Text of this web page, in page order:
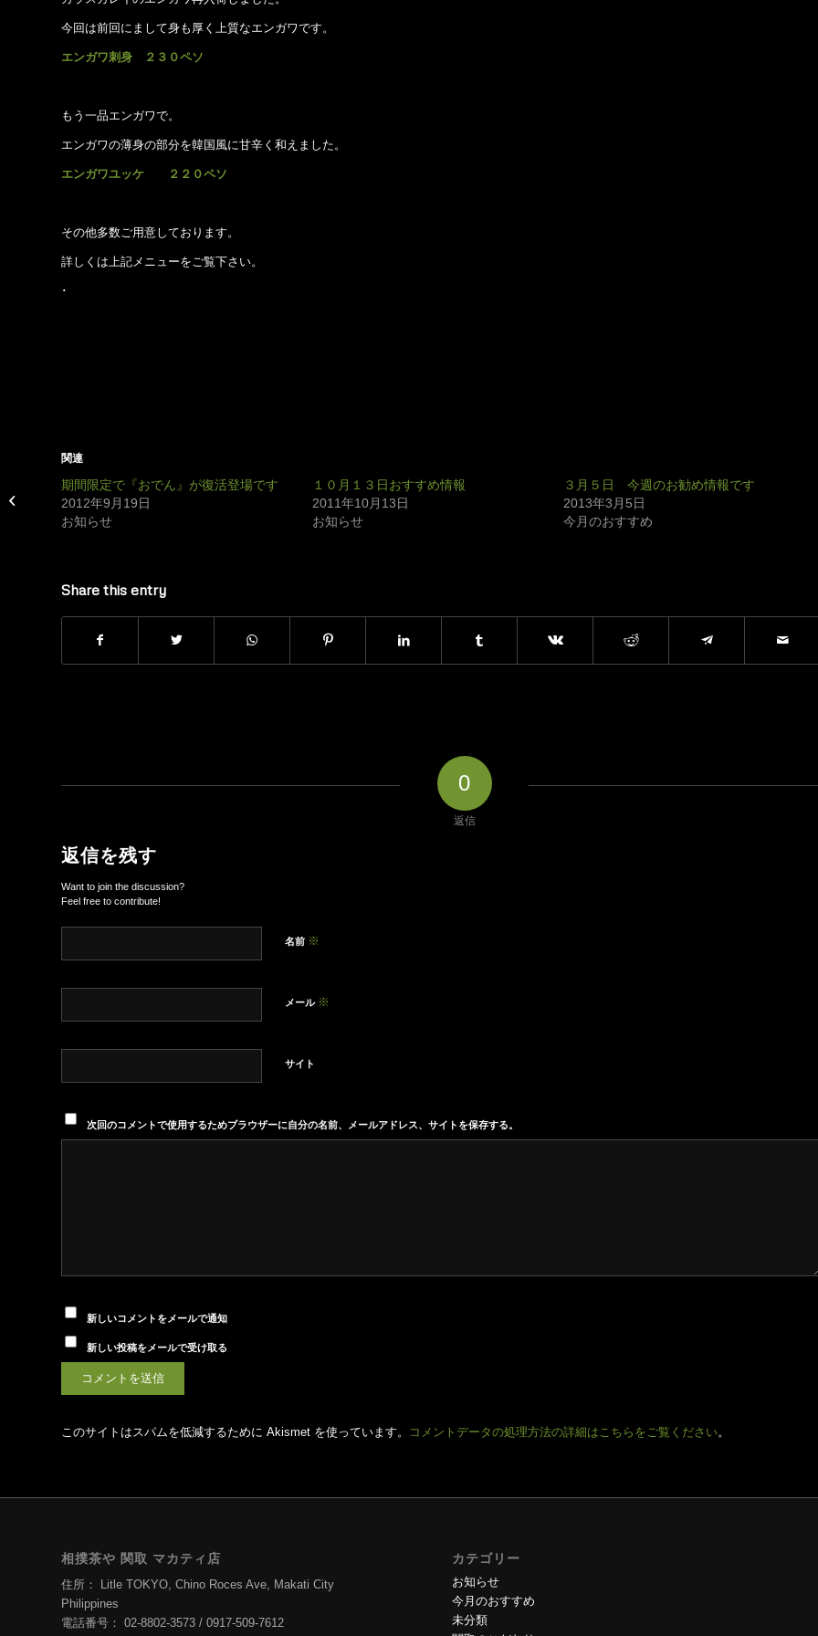
今回は前回にまして身も厚く上質なエンガワです。
エンガワ刺身 ２３０ペソ
もう一品エンガワで。
エンガワの薄身の部分を韓国風に甘辛く和えました。
エンガワユッケ ２２０ペソ
その他多数ご用意しております。
詳しくは上記メニューをご覧下さい。
･
関連
期間限定で『おでん』が復活登場です
2012年9月19日
お知らせ
１０月１３日おすすめ情報
2011年10月13日
お知らせ
３月５日 今週のお勧め情報です
2013年3月5日
今月のおすすめ
Share this entry
0
返信
返信を残す
Want to join the discussion?
Feel free to contribute!
名前 ※
メール ※
サイト
次回のコメントで使用するためブラウザーに自分の名前、メールアドレス、サイトを保存する。
新しいコメントをメールで通知
新しい投稿をメールで受け取る
このサイトはスパムを低減するために Akismet を使っています。 コメントデータの処理方法の詳細はこちらをご覧ください。
相撲茶や 関取 マカティ店
住所： Litle TOKYO, Chino Roces Ave, Makati City
Philippines
電話番号： 02-8802-3573 / 0917-509-7612
カテゴリー
お知らせ
今月のおすすめ
未分類
坦々ちゃんこ鍋 期間限定で登場です